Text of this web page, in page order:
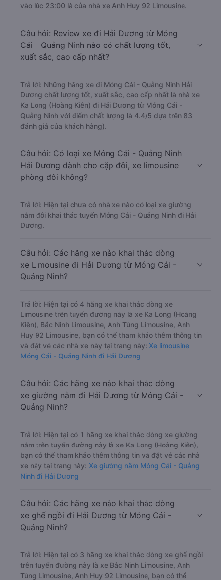
vào lúc 23:00 là của nhà xe Anh Huy 92 Limousine.
Câu hỏi: Review xe đi Hải Dương từ Móng
Cái - Quảng Ninh nào có chất lượng tốt,
xuất sắc, cao cấp nhất?
Trả lời: Những hãng xe đi Móng Cái - Quảng Ninh Hải
Dương chất lượng tốt, xuất sắc, cao cấp nhất là nhà xe
Ka Long (Hoàng Kiên) đi Hải Dương từ Móng Cái -
Quảng Ninh với điểm chất lượng là 4.4/5 dựa trên 83
đánh giá của khách hàng).
Câu hỏi: Có loại xe Móng Cái - Quảng Ninh
Hải Dương dành cho cặp đôi, xe limousine
phòng đôi không?
Trả lời: Hiện tại chưa có nhà xe nào có loại xe giường
nằm đôi khai thác tuyến Móng Cái - Quảng Ninh đi Hải
Dương.
Câu hỏi: Các hãng xe nào khai thác dòng
xe Limousine đi Hải Dương từ Móng Cái -
Quảng Ninh?
Trả lời: Hiện tại có 4 hãng xe khai thác dòng xe
Limousine trên tuyến đường này là xe Ka Long (Hoàng
Kiên), Bắc Ninh Limousine, Anh Tùng Limousine, Anh
Huy 92 Limousine, bạn có thể tham khảo thêm thông tin
và đặt vé các nhà xe này tại trang này: Xe limousine
Móng Cái - Quảng Ninh đi Hải Dương
Câu hỏi: Các hãng xe nào khai thác dòng
xe giường nằm đi Hải Dương từ Móng Cái -
Quảng Ninh?
Trả lời: Hiện tại có 1 hãng xe khai thác dòng xe giường
nằm trên tuyến đường này là xe Ka Long (Hoàng Kiên),
bạn có thể tham khảo thêm thông tin và đặt vé các nhà
xe này tại trang này: Xe giường nằm Móng Cái - Quảng
Ninh đi Hải Dương
Câu hỏi: Các hãng xe nào khai thác dòng
xe ghế ngồi đi Hải Dương từ Móng Cái -
Quảng Ninh?
Trả lời: Hiện tại có 3 hãng xe khai thác dòng xe ghế ngồi
trên tuyến đường này là xe Bắc Ninh Limousine, Anh
Tùng Limousine, Anh Huy 92 Limousine, bạn có thể